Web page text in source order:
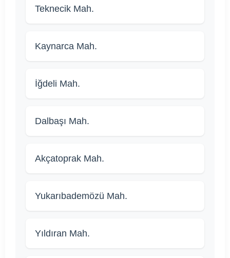
Teknecik Mah.
Kaynarca Mah.
İğdeli Mah.
Dalbaşı Mah.
Akçatoprak Mah.
Yukarıbademözü Mah.
Yıldıran Mah.